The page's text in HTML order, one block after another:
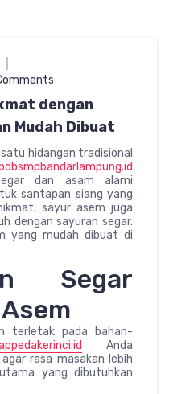
dengan
Mudah Dibuat
hidangan tradisional
dan asam alami
santapan siang yang
sayur asem juga
dengan sayuran segar.
yang mudah dibuat di
Segar
terletak pada bahan-
Anda
rasa masakan lebih
yang dibutuhkan